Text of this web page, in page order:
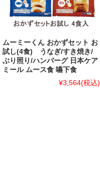
ムーミーくん おかずセット お
試し(4食) うなぎ/すき焼き/
ぶり照り/ハンバーグ 日本ケア
ミール ムース食 嚥下食
¥3,564(税込)